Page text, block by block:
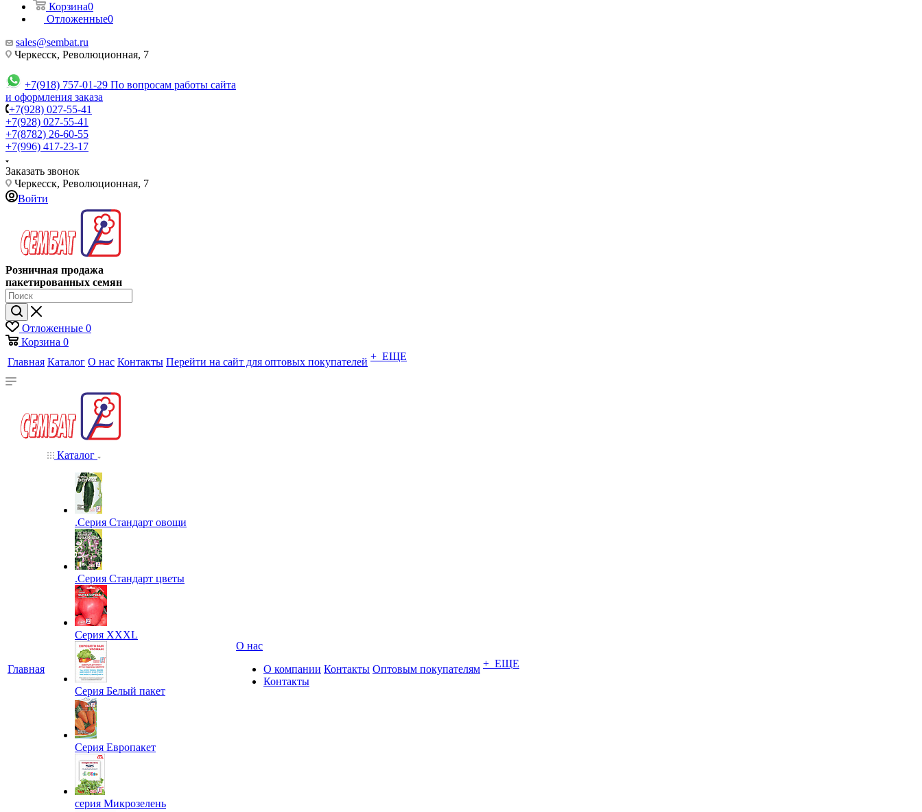
Корзина0
Отложенные0
sales@sembat.ru
Черкесск, Революционная, 7
+7(918) 757-01-29 По вопросам работы сайта
и оформления заказа
+7(928) 027-55-41
+7(928) 027-55-41
+7(8782) 26-60-55
+7(996) 417-23-17
Заказать звонок
Черкесск, Революционная, 7
Войти
Розничная продажа
пакетированных семян
Отложенные 0
Корзина 0
Главная Каталог О нас Контакты Перейти на сайт для оптовых покупателей + ЕЩЕ
Главная
Каталог
.Серия Стандарт овощи
.Серия Стандарт цветы
Серия XXXL
Серия Белый пакет
Серия Европакет
серия Микрозелень
О нас
О компании
Контакты
Контакты Оптовым покупателям + ЕЩЕ